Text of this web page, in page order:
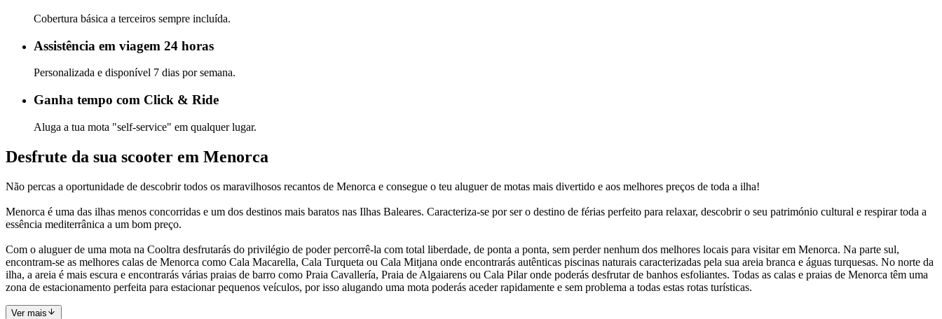
Cobertura básica a terceiros sempre incluída.
Assistência em viagem 24 horas
Personalizada e disponível 7 dias por semana.
Ganha tempo com Click & Ride
Aluga a tua mota "self-service" em qualquer lugar.
Desfrute da sua scooter em Menorca
Não percas a oportunidade de descobrir todos os maravilhosos recantos de Menorca e consegue o teu aluguer de motas mais divertido e aos melhores preços de toda a ilha!
Menorca é uma das ilhas menos concorridas e um dos destinos mais baratos nas Ilhas Baleares. Caracteriza-se por ser o destino de férias perfeito para relaxar, descobrir o seu património cultural e respirar toda a
essência mediterrânica a um bom preço.
Com o aluguer de uma mota na Cooltra desfrutarás do privilégio de poder percorrê-la com total liberdade, de ponta a ponta, sem perder nenhum dos melhores locais para visitar em Menorca. Na parte sul,
encontram-se as melhores calas de Menorca como Cala Macarella, Cala Turqueta ou Cala Mitjana onde encontrarás autênticas piscinas naturais caracterizadas pela sua areia branca e águas turquesas. No norte da
ilha, a areia é mais escura e encontrarás várias praias de barro como Praia Cavallería, Praia de Algaiarens ou Cala Pilar onde poderás desfrutar de banhos esfoliantes. Todas as calas e praias de Menorca têm uma
zona de estacionamento perfeita para estacionar pequenos veículos, por isso alugando uma mota poderás aceder rapidamente e sem problema a todas estas rotas turísticas.
Ver mais